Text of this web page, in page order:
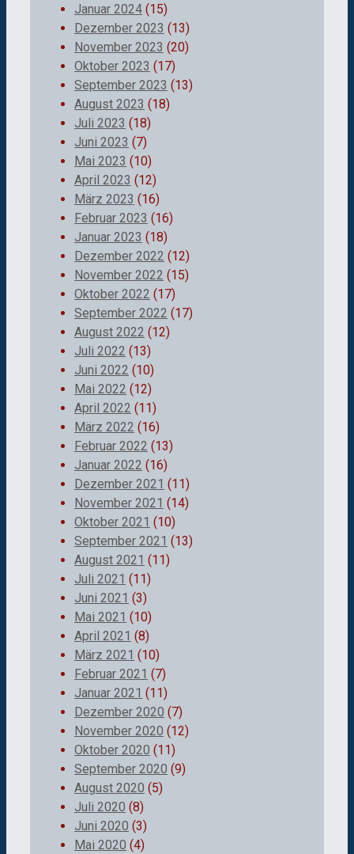
Januar 2024 (15)
Dezember 2023 (13)
November 2023 (20)
Oktober 2023 (17)
September 2023 (13)
August 2023 (18)
Juli 2023 (18)
Juni 2023 (7)
Mai 2023 (10)
April 2023 (12)
März 2023 (16)
Februar 2023 (16)
Januar 2023 (18)
Dezember 2022 (12)
November 2022 (15)
Oktober 2022 (17)
September 2022 (17)
August 2022 (12)
Juli 2022 (13)
Juni 2022 (10)
Mai 2022 (12)
April 2022 (11)
März 2022 (16)
Februar 2022 (13)
Januar 2022 (16)
Dezember 2021 (11)
November 2021 (14)
Oktober 2021 (10)
September 2021 (13)
August 2021 (11)
Juli 2021 (11)
Juni 2021 (3)
Mai 2021 (10)
April 2021 (8)
März 2021 (10)
Februar 2021 (7)
Januar 2021 (11)
Dezember 2020 (7)
November 2020 (12)
Oktober 2020 (11)
September 2020 (9)
August 2020 (5)
Juli 2020 (8)
Juni 2020 (3)
Mai 2020 (4)